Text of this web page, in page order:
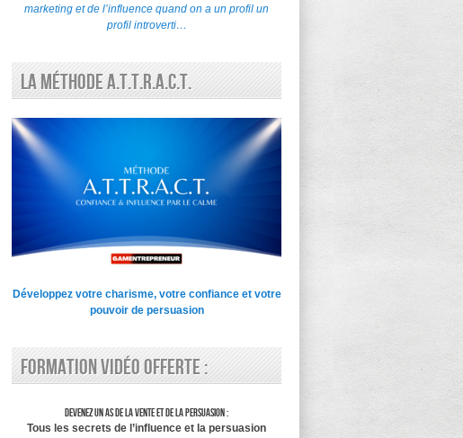
marketing et de l’influence quand on a un profil un
profil introverti…
La Méthode A.T.T.R.A.C.T.
Développez votre charisme, votre confiance et votre
pouvoir de persuasion
Formation vidéo offerte :
Devenez un as de la vente et de la persuasion :
Tous les secrets de l’influence et la persuasion